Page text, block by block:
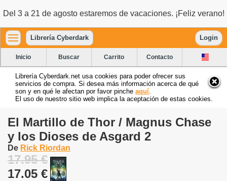
Del 3 a 21 de agosto estaremos de vacaciones. ¡Feliz verano!
Librería Cyberdark Login
Inicio Buscar Carrito Contacto
Librería Cyberdark.net usa cookies para poder ofrecer sus
servicios de compra. Si desea más información acerca de qué
son y en qué le afectan por favor pinche aquí
El uso de nuestro sitio web implica la aceptación de estas cookies.
El Martillo de Thor / Magnus Chase
y los Dioses de Asgard 2
De Rick Riordan
17.95 €
17.05 €